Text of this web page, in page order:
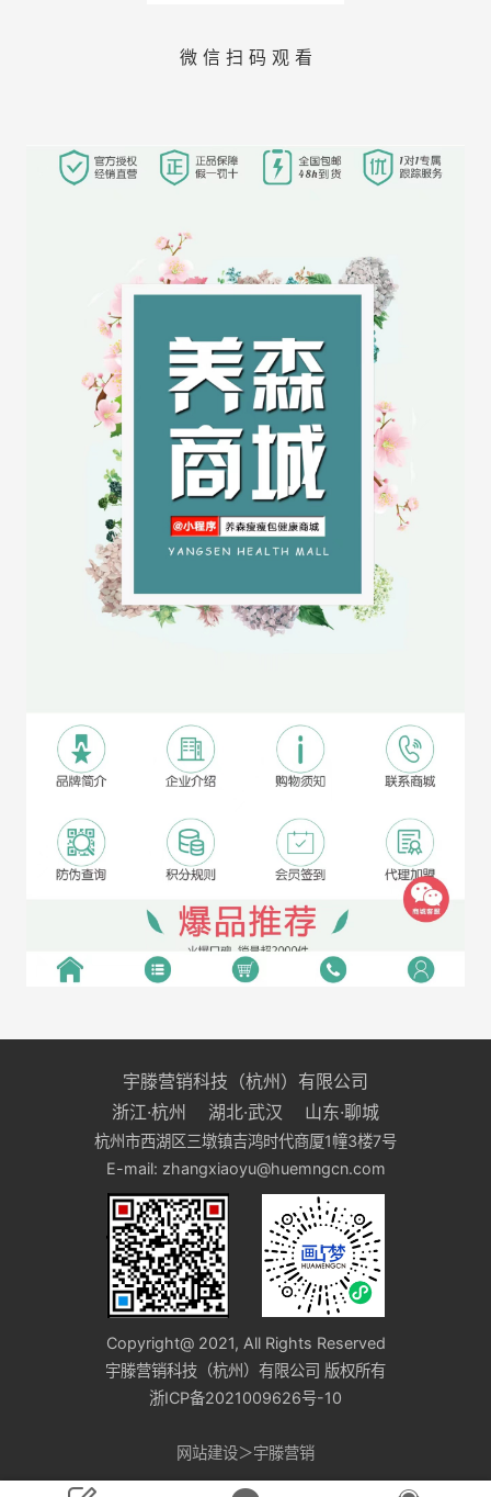
微 信 扫 码 观 看
宇滕营销科技（杭州）有限公司
浙江·杭州 湖北·武汉 山东·聊城
杭州市西湖区三墩镇吉鸿时代商厦1幢3楼7号
E-mail: zhangxiaoyu@huemngcn.com
Copyright@ 2021, All Rights Reserved
宇滕营销科技（杭州）有限公司 版权所有
浙ICP备2021009626号-10
网站建设＞宇滕营销